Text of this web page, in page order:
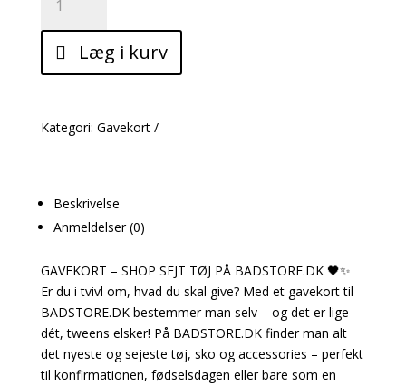
antal
Læg i kurv
Kategori: Gavekort
Beskrivelse
Anmeldelser (0)
GAVEKORT – SHOP SEJT TØJ PÅ BADSTORE.DK 🖤✨
Er du i tvivl om, hvad du skal give? Med et gavekort til
BADSTORE.DK bestemmer man selv – og det er lige
dét, tweens elsker! På BADSTORE.DK finder man alt
det nyeste og sejeste tøj, sko og accessories – perfekt
til konfirmationen, fødselsdagen eller bare som en